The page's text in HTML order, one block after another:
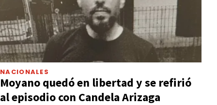
NACIONALES
Moyano quedó en libertad y se refirió
al episodio con Candela Arizaga